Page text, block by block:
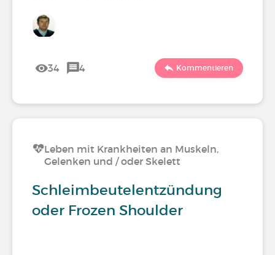
34 4 Kommentieren
Leben mit Krankheiten an Muskeln,
Gelenken und / oder Skelett
Schleimbeutelentzündung
oder Frozen Shoulder